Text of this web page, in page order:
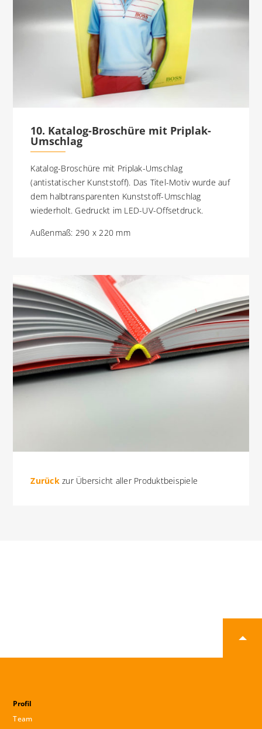
10. Katalog-Broschüre mit Priplak-
Umschlag
Katalog-Broschüre mit Priplak-Umschlag
(antistatischer Kunststoff). Das Titel-Motiv wurde auf
dem halbtransparenten Kunststoff-Umschlag
wiederholt. Gedruckt im LED-UV-Offsetdruck.
Außenmaß: 290 x 220 mm
Zurückzur Übersicht aller Produktbeispiele
Profil
Team